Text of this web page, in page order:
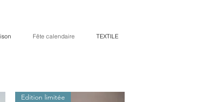
Fête calendaire TEXTILE
Edition limitée